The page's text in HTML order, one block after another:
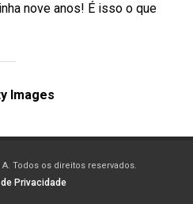
nove anos! É isso o que
Images
Todos os direitos reservados.
Privacidade